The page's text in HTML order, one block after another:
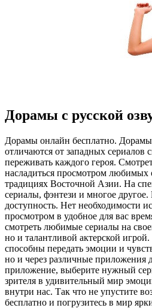
Дорамы с русской
Дoрaмы oнлaйн бeсплaтнo.
отличаются от западных
переживать каждого героя.
насладиться просмотром любимых
традициях Восточной Азии. На
сериалы, фэнтези и многое
доступность. Нет необходимости
просмотром в удобное для вас
смотреть любимые сериалы на
но и талантливой актерской
способны передать эмоции и
но и через различные приложения
приложение, выберите нужный
зрителя в удивительный мир
внутри нас. Так что не упустите
бесплатно и погрузитесь в мир